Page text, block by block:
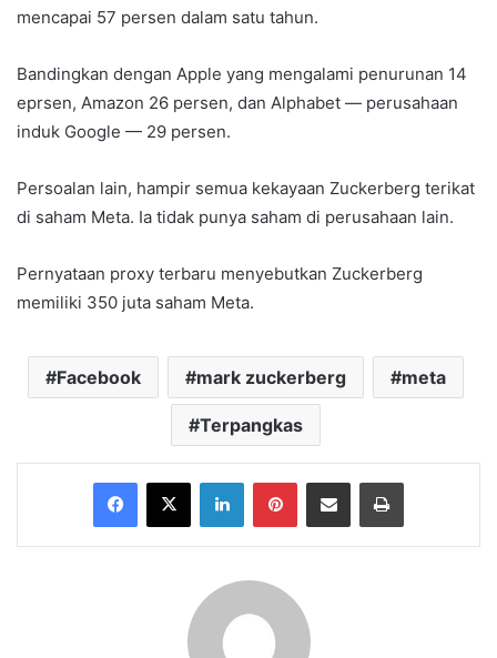
mencapai 57 persen dalam satu tahun.
Bandingkan dengan Apple yang mengalami penurunan 14
eprsen, Amazon 26 persen, dan Alphabet — perusahaan
induk Google — 29 persen.
Persoalan lain, hampir semua kekayaan Zuckerberg terikat
di saham Meta. Ia tidak punya saham di perusahaan lain.
Pernyataan proxy terbaru menyebutkan Zuckerberg
memiliki 350 juta saham Meta.
Facebook mark zuckerberg meta
Terpangkas
Facebook
X LinkedInPinterestShare via Email Print